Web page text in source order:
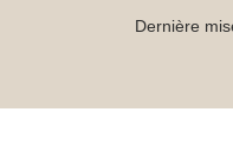
Dernière